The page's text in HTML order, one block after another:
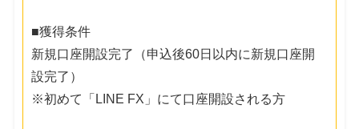
■獲得条件
新規口座開設完了（申込後60日以内に新規口座開
設完了）
※初めて「LINE FX」にて口座開設される方